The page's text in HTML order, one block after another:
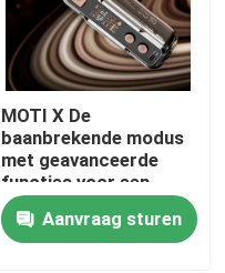
MOTI X De
baanbrekende modus
met geavanceerde
functies voor een
ongeëvenaarde vaping
ervaringAanvraag sturen